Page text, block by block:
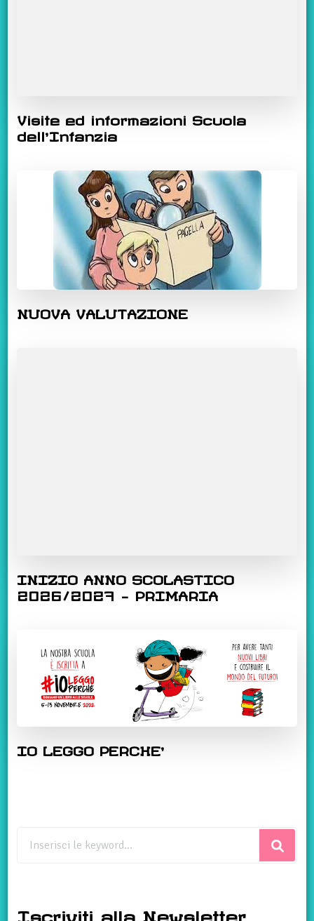
Visite ed informazioni Scuola
dell’Infanzia
NUOVA VALUTAZIONE
INIZIO ANNO SCOLASTICO
2026/2027 – PRIMARIA
IO LEGGO PERCHE’
Iscriviti alla Newsletter